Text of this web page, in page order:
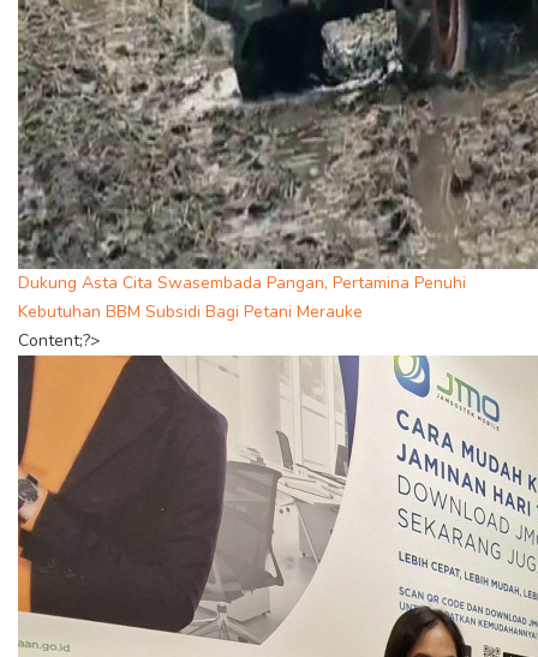
Dukung Asta Cita Swasembada Pangan, Pertamina Penuhi
Kebutuhan BBM Subsidi Bagi Petani Merauke
Content;?>